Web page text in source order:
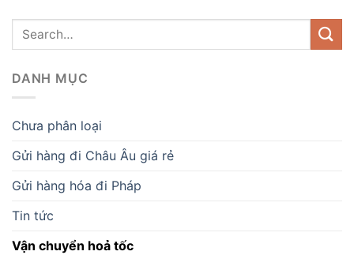
DANH MỤC
Chưa phân loại
Gửi hàng đi Châu Âu giá rẻ
Gửi hàng hóa đi Pháp
Tin tức
Vận chuyển hoả tốc